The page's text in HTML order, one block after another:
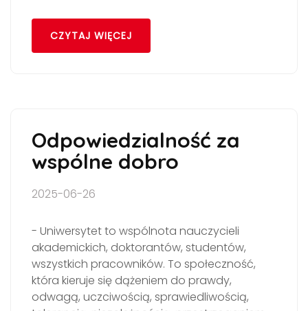
CZYTAJ WIĘCEJ
Odpowiedzialność za
wspólne dobro
2025-06-26
- Uniwersytet to wspólnota nauczycieli
akademickich, doktorantów, studentów,
wszystkich pracowników. To społeczność,
która kieruje się dążeniem do prawdy,
odwagą, uczciwością, sprawiedliwością,